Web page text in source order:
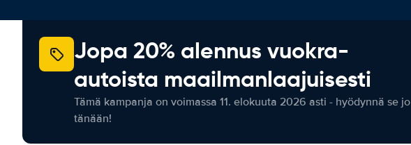
Jopa 20% alennus vuokra-
autoista maailmanlaajuisesti
Tämä kampanja on voimassa 11. elokuuta 2026 asti - hyödynnä se jo
tänään!